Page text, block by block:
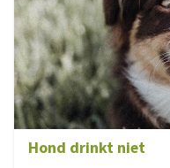
Hond drinkt niet